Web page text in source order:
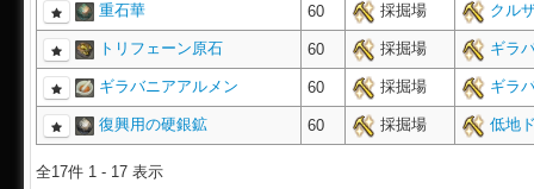
重石華 60 採掘場 クル
トリフェーン原石 60 採掘場 ギラ
ギラバニアアルメン 60 採掘場 ギラ
復興用の硬銀鉱 60 採掘場 低地
全17件 1 - 17 表示